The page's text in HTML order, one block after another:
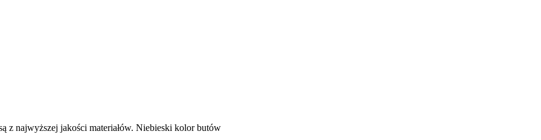
z najwyższej jakości materiałów. Niebieski kolor butów